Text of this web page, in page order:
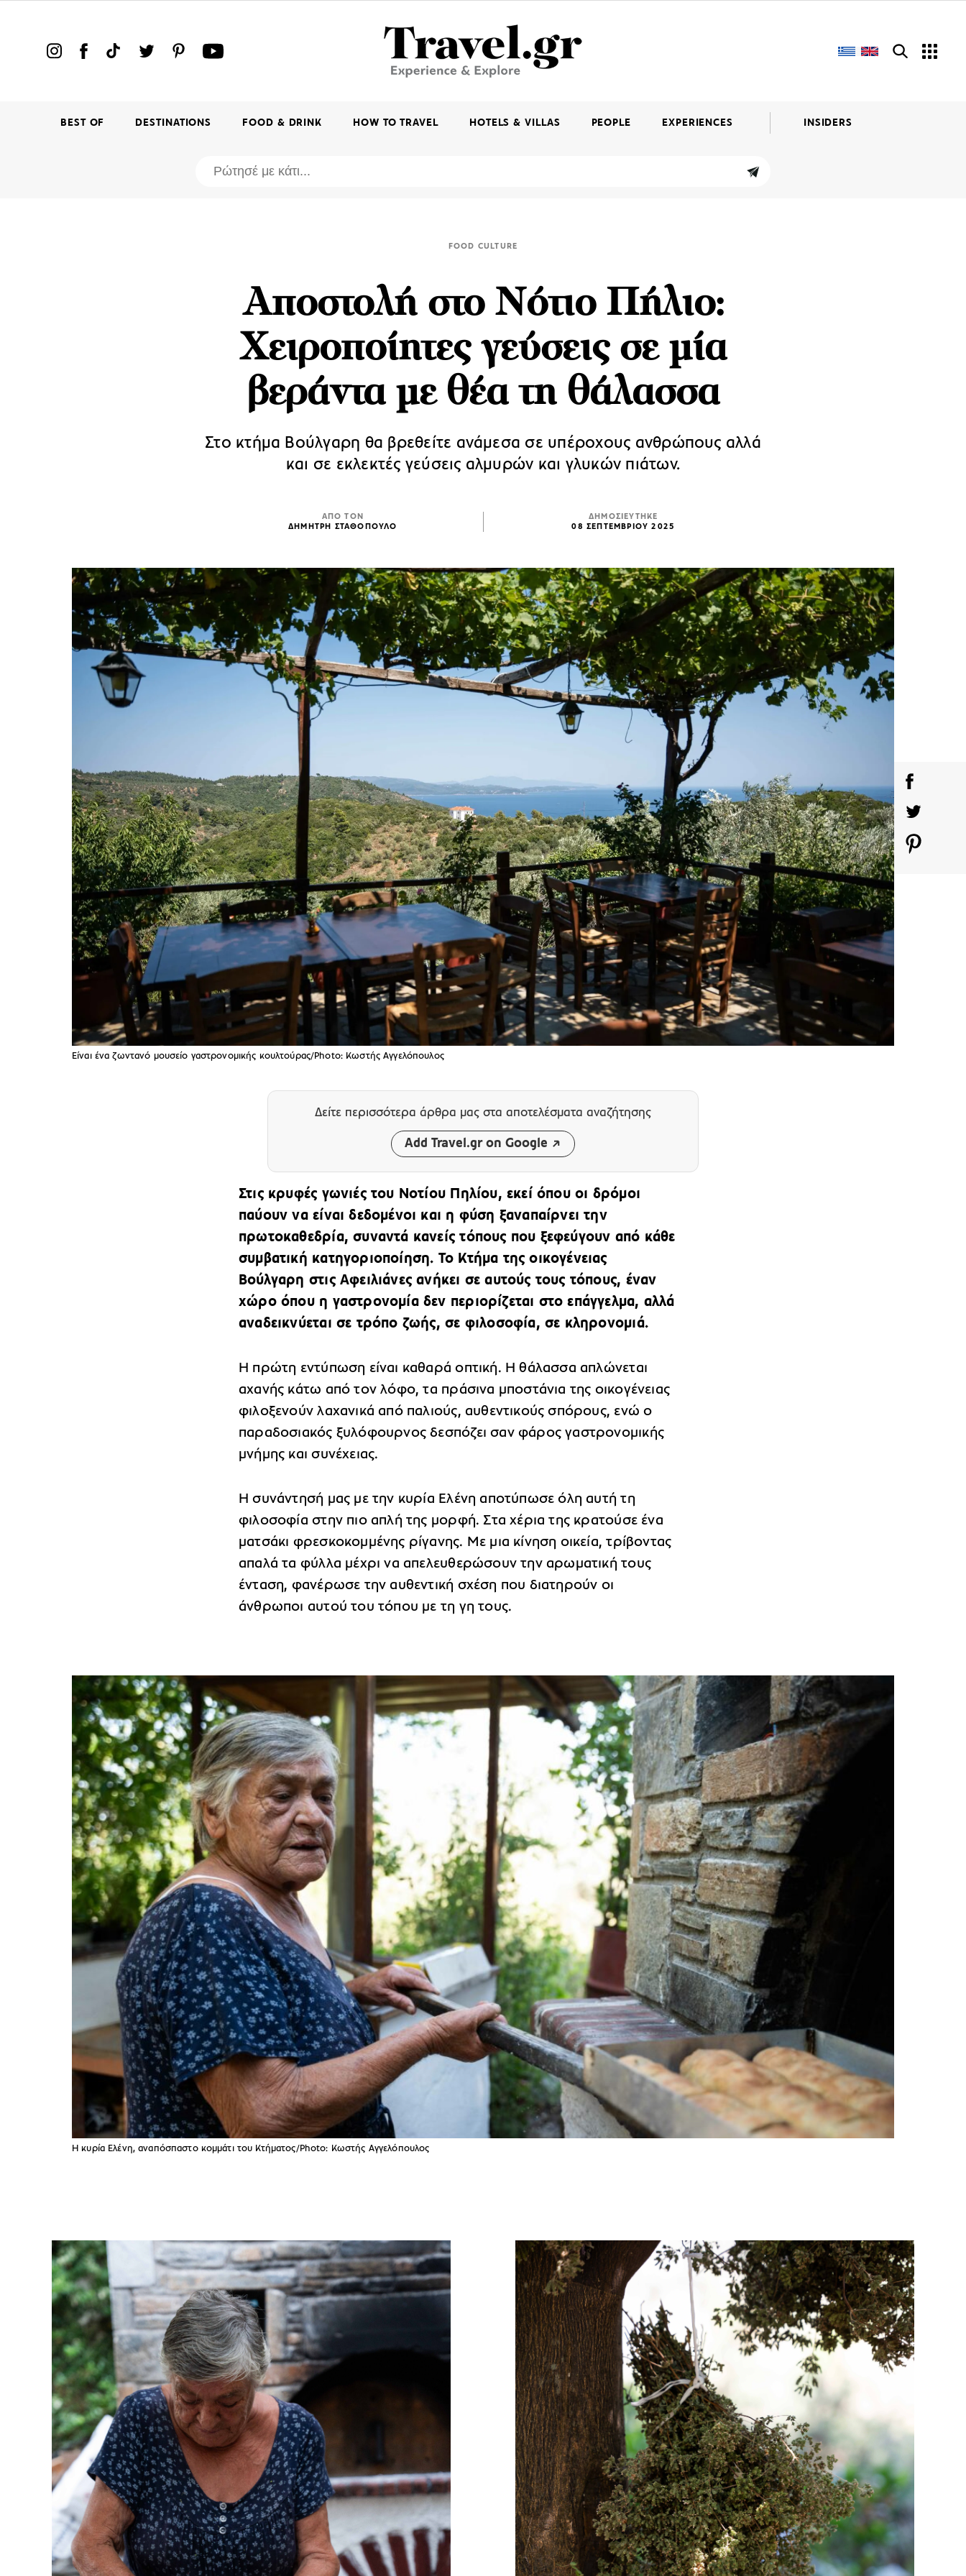
BEST OF DESTINATIONS FOOD & DRINK HOW TO TRAVEL HOTELS & VILLAS PEOPLE EXPERIENCES INSIDERS
FOOD CULTURE
Αποστολή στο Νότιο Πήλιο:
Χειροποίητες γεύσεις σε μία
βεράντα με θέα τη θάλασσα
Στο κτήμα Βούλγαρη θα βρεθείτε ανάμεσα σε υπέροχους ανθρώπους αλλά
και σε εκλεκτές γεύσεις αλμυρών και γλυκών πιάτων.
ΑΠΟ ΤΟΝ
ΔΗΜΗΤΡΗ ΣΤΑΘΟΠΟΥΛΟ
ΔΗΜΟΣΙΕΥΤΗΚΕ
08 ΣΕΠΤΕΜΒΡΙΟΥ 2025
Είναι ένα ζωντανό μουσείο γαστρονομικής κουλτούρας/Photo: Κωστής Αγγελόπουλος
Δείτε περισσότερα άρθρα μας στα αποτελέσματα αναζήτησης
Add Travel.gr on Google
Στις κρυφές γωνιές του Νοτίου Πηλίου, εκεί όπου οι δρόμοι
παύουν να είναι δεδομένοι και η φύση ξαναπαίρνει την
πρωτοκαθεδρία, συναντά κανείς τόπους που ξεφεύγουν από κάθε
συμβατική κατηγοριοποίηση. Το Κτήμα της οικογένειας
Βούλγαρη στις Αφειλιάνες ανήκει σε αυτούς τους τόπους, έναν
χώρο όπου η γαστρονομία δεν περιορίζεται στο επάγγελμα, αλλά
αναδεικνύεται σε τρόπο ζωής, σε φιλοσοφία, σε κληρονομιά.
Η πρώτη εντύπωση είναι καθαρά οπτική. Η θάλασσα απλώνεται
αχανής κάτω από τον λόφο, τα πράσινα μποστάνια της οικογένειας
φιλοξενούν λαχανικά από παλιούς, αυθεντικούς σπόρους, ενώ ο
παραδοσιακός ξυλόφουρνος δεσπόζει σαν φάρος γαστρονομικής
μνήμης και συνέχειας.
Η συνάντησή μας με την κυρία Ελένη αποτύπωσε όλη αυτή τη
φιλοσοφία στην πιο απλή της μορφή. Στα χέρια της κρατούσε ένα
ματσάκι φρεσκοκομμένης ρίγανης. Με μια κίνηση οικεία, τρίβοντας
απαλά τα φύλλα μέχρι να απελευθερώσουν την αρωματική τους
ένταση, φανέρωσε την αυθεντική σχέση που διατηρούν οι
άνθρωποι αυτού του τόπου με τη γη τους.
Η κυρία Ελένη, αναπόσπαστο κομμάτι του Κτήματος/Photo: Κωστής Αγγελόπουλος